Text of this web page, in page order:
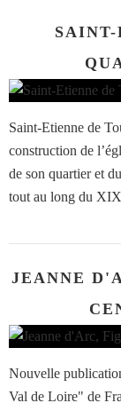
Saint-Etienne de
construction de
de son quartier et
tout au long du
JEANNE
Nouvelle
Val de Loire" de